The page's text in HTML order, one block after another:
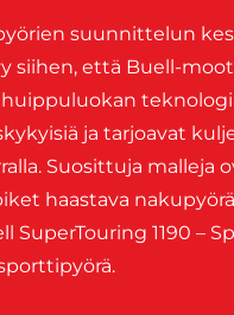
suunnittelun
siihen, että Buell-
ja tarjoavat
Suosittuja malleja
haastava
SuperTouring 1190 –